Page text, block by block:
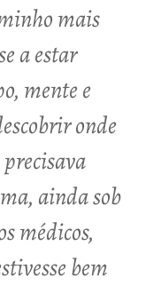
mais
a estar
mente e
onde
ainda sob
médicos,
bem